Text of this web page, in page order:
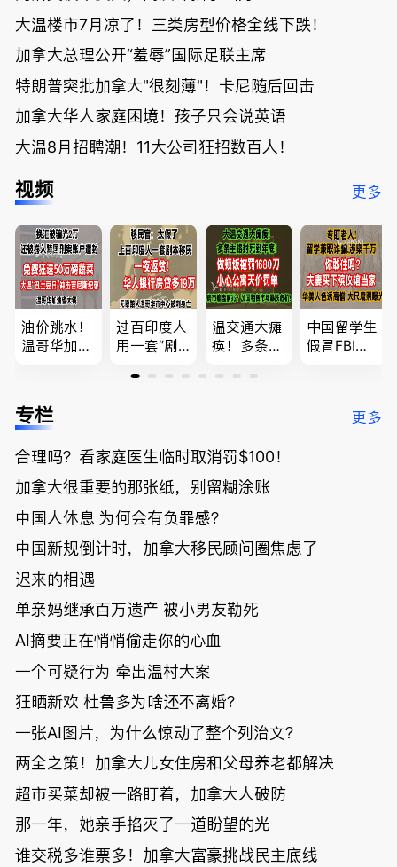
大温楼市7月凉了！三类房型价格全线下跌！
加拿大总理公开“羞辱”国际足联主席
特朗普突批加拿大"很刻薄"！卡尼随后回击
加拿大华人家庭困境！孩子只会说英语
大温8月招聘潮！11大公司狂招数百人！
视频 更多
油价跳水！
温哥华加油
低；免费狂
送50万磅蔬
温“丑陋土
豆日”冲击
吉尼斯纪
录；惨！留
骗光2万美
元，还被卷
入跨国刑案
账户遭封！
过百印度人
用一套“剧
官：太假
欠款多出$1
9万；突
发！无辜男
孩温哥华市
中心被刺身
亡；
温交通大瘫
痪！多条主
底；做顿饭
单；房市崩
盘前兆？加
国租赁市场
恐迎暴跌危
中国留学生
假冒FBI上
夫妻住进殡
专栏 更多
合理吗？看家庭医生临时取消罚$100！
加拿大很重要的那张纸，别留糊涂账
中国人休息 为何会有负罪感？
中国新规倒计时，加拿大移民顾问圈焦虑了
迟来的相遇
单亲妈继承百万遗产 被小男友勒死
AI摘要正在悄悄偷走你的心血
一个可疑行为 牵出温村大案
狂晒新欢 杜鲁多为啥还不离婚？
一张AI图片，为什么惊动了整个列治文？
两全之策！加拿大儿女住房和父母养老都解决
超市买菜却被一路盯着，加拿大人破防
那一年，她亲手掐灭了一道盼望的光
谁交税多谁票多！加拿大富豪挑战民主底线